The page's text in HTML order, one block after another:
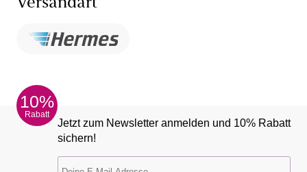
Versandart
10%
Rabatt
Jetzt zum Newsletter anmelden und 10% Rabatt
sichern!